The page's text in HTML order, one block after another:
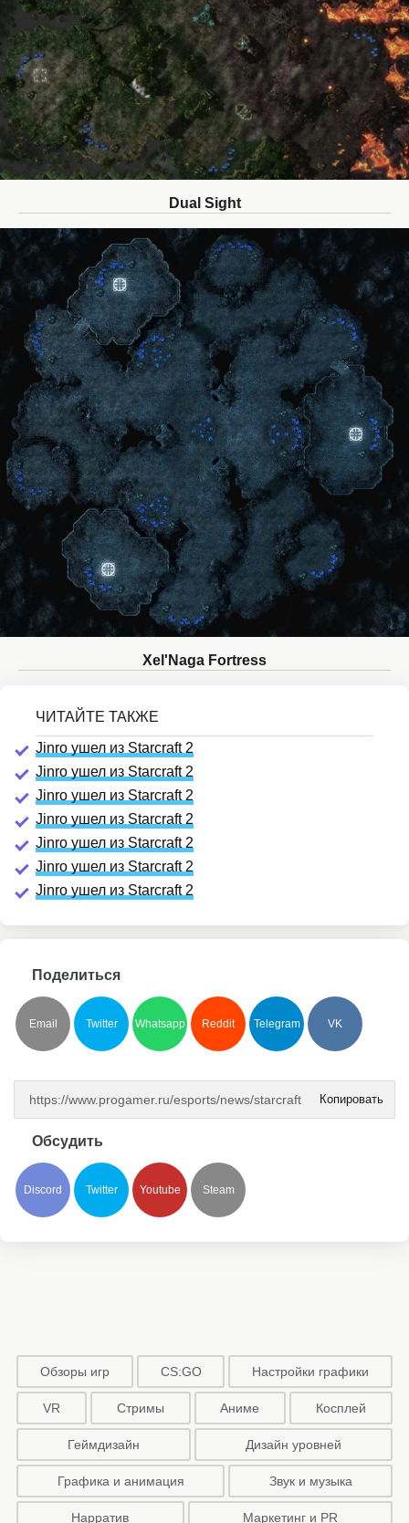
Dual Sight
Xel'Naga Fortress
Jinro ушел из Starcraft 2
Jinro ушел из Starcraft 2
Jinro ушел из Starcraft 2
Jinro ушел из Starcraft 2
Jinro ушел из Starcraft 2
Jinro ушел из Starcraft 2
Jinro ушел из Starcraft 2
Поделиться
Email Twitter Whatsapp Reddit Telegram VK
Копировать
Обсудить
Discord Twitter Youtube Steam
Обзоры игр CS:GO Настройки графики
VR Стримы Аниме Косплей
Геймдизайн Дизайн уровней
Графика и анимация Звук и музыка
Нарратив Маркетинг и PR